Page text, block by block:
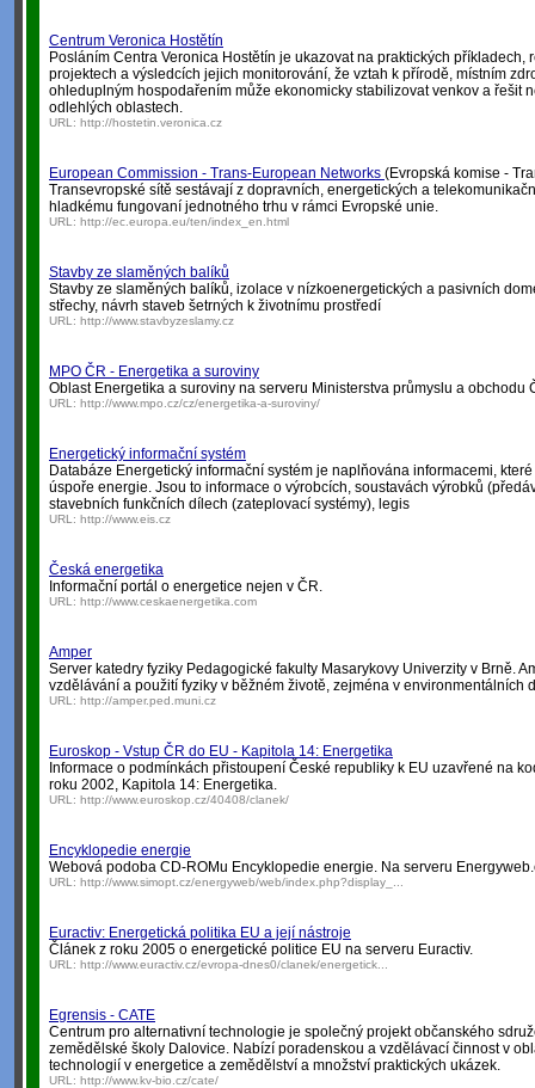
Centrum Veronica Hostětín
Posláním Centra Veronica Hostětín je ukazovat na praktických příkladech,
projektech a výsledcích jejich monitorování, že vztah k přírodě, místním
ohleduplným hospodařením může ekonomicky stabilizovat venkov a řešit
odlehlých oblastech.
URL: http://hostetin.veronica.cz
European Commission - Trans-European Networks (Evropská komise -
Transevropské sítě sestávají z dopravních, energetických a
hladkému fungovaní jednotného trhu v rámci Evropské unie.
URL: http://ec.europa.eu/ten/index_en.html
Stavby ze slaměných balíků
Stavby ze slaměných balíků, izolace v nízkoenergetických a pasivních
střechy, návrh staveb šetrných k životnímu prostředí
URL: http://www.stavbyzeslamy.cz
MPO ČR - Energetika a suroviny
Oblast Energetika a suroviny na serveru Ministerstva průmyslu a obchodu
URL: http://www.mpo.cz/cz/energetika-a-suroviny/
Energetický informační systém
Databáze Energetický informační systém je naplňována informacemi,
úspoře energie. Jsou to informace o výrobcích, soustavách výrobků
stavebních funkčních dílech (zateplovací systémy), legis
URL: http://www.eis.cz
Česká energetika
Informační portál o energetice nejen v ČR.
URL: http://www.ceskaenergetika.com
Amper
Server katedry fyziky Pedagogické fakulty Masarykovy Univerzity v Brně.
vzdělávání a použití fyziky v běžném životě, zejména v environmentálních
URL: http://amper.ped.muni.cz
Euroskop - Vstup ČR do EU - Kapitola 14: Energetika
Informace o podmínkách přistoupení České republiky k EU uzavřené na
roku 2002, Kapitola 14: Energetika.
URL: http://www.euroskop.cz/40408/clanek/
Encyklopedie energie
Webová podoba CD-ROMu Encyklopedie energie. Na serveru
URL: http://www.simopt.cz/energyweb/web/index.php?display_...
Euractiv: Energetická politika EU a její nástroje
Článek z roku 2005 o energetické politice EU na serveru Euractiv.
URL: http://www.euractiv.cz/evropa-dnes0/clanek/energetick...
Egrensis - CATE
Centrum pro alternativní technologie je společný projekt občanského
zemědělské školy Dalovice. Nabízí poradenskou a vzdělávací činnost v
technologií v energetice a zemědělství a množství praktických ukázek.
URL: http://www.kv-bio.cz/cate/